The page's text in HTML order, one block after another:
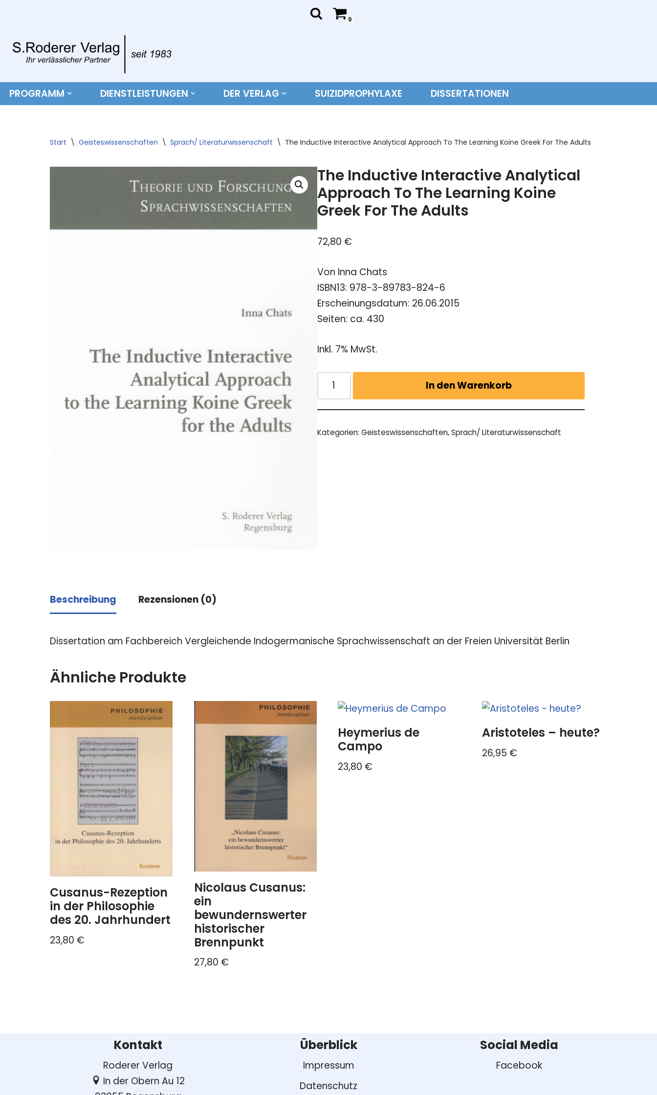
Inhalt
springen
0
PROGRAMM DIENSTLEISTUNGEN DER VERLAG SUIZIDPROPHYLAXE DISSERTATIONEN
Start \ Geisteswissenschaften \ Sprach/ Literaturwissenschaft \ The Inductive Interactive Analytical Approach To The Learning Koine Greek For The Adults
The Inductive Interactive Analytical
Approach To The Learning Koine
Greek For The Adults
72,80 €
Von Inna Chats
ISBN13: 978-3-89783-824-6
Erscheinungsdatum: 26.06.2015
Seiten: ca. 430
Inkl. 7% MwSt.
In den Warenkorb
Kategorien:Geisteswissenschaften,Sprach/ Literaturwissenschaft
Beschreibung Rezensionen (0)
Dissertation am Fachbereich Vergleichende Indogermanische Sprachwissenschaft an der Freien Universität Berlin
Ähnliche Produkte
Cusanus-Rezeption
in der Philosophie
des 20. Jahrhundert
23,80 €
Nicolaus Cusanus:
ein
bewundernswerter
historischer
Brennpunkt
27,80 €
Heymerius de
Campo
23,80 €
Aristoteles – heute?
26,95 €
Kontakt
Roderer Verlag
In der Obern Au 12
Überblick
Impressum
Datenschutz
Social Media
Facebook